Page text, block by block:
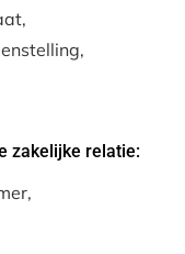
zakelijke relatie: